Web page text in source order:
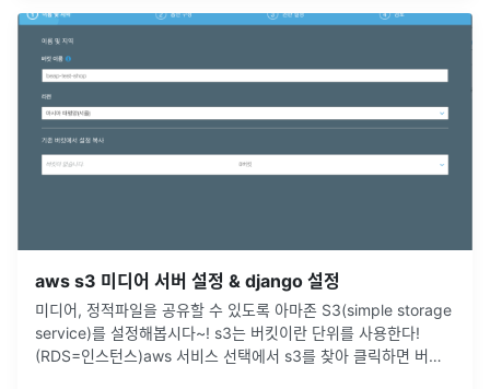
aws s3 미디어 서버 설정 & django 설정
미디어, 정적파일을 공유할 수 있도록 아마존 S3(simple storage
service)를 설정해봅시다~! s3는 버킷이란 단위를 사용한다!
(RDS=인스턴스)aws 서비스 선택에서 s3를 찾아 클릭하면 버킷